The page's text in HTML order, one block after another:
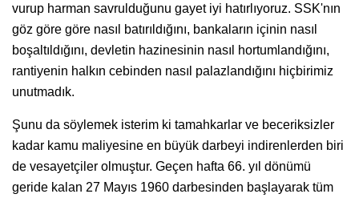
vurup harman savrulduğunu gayet iyi hatırlıyoruz. SSK'nın
göz göre göre nasıl batırıldığını, bankaların içinin nasıl
boşaltıldığını, devletin hazinesinin nasıl hortumlandığını,
rantiyenin halkın cebinden nasıl palazlandığını hiçbirimiz
unutmadık.
Şunu da söylemek isterim ki tamahkarlar ve beceriksizler
kadar kamu maliyesine en büyük darbeyi indirenlerden biri
de vesayetçiler olmuştur. Geçen hafta 66. yıl dönümü
geride kalan 27 Mayıs 1960 darbesinden başlayarak tüm